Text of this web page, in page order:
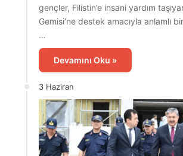
gençler, Filistin’e insani yardım
Gemisi’ne destek amacıyla anlamlı
…
Devamını Oku »
3 Haziran